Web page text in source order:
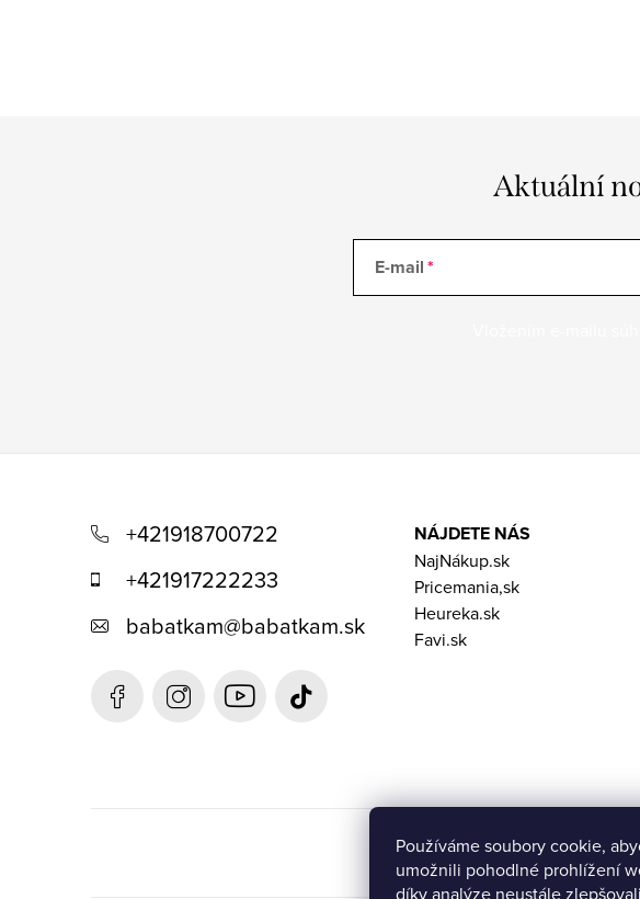
Používáme soubory cookie,
umožnili pohodlné prohlížení
díky analýze neustále
Aktuální
E-mail
+421918700722
+421917222233
babatkam@babatkam.sk
NÁJDETE NÁS
NajNákup.sk
Pricemania,sk
Heureka.sk
Favi.sk